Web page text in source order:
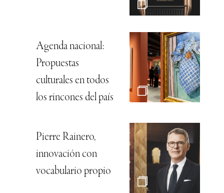
Agenda nacional:
Propuestas
culturales en todos
los rincones del país
Pierre Rainero,
innovación con
vocabulario propio